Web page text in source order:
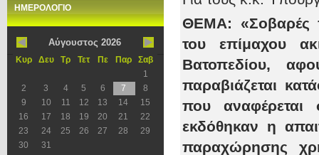
ΗΜΕΡΟΛΟΓΙΟ
Αύγουστος 2026
Κυρ Δευ Τρ Τετ Πε Παρ
Σαβ
1
2
3 4 5 6 7
8
9
10 11 12 13 14
15
16
17 18 19 20 21
22
23
24 25 26 27 28
29
30
31
ΘΕΜΑ: «Σοβαρές
του επίμαχου
Βατοπεδίου,
παραβιάζεται
που αναφέρεται
εκδόθηκαν η
παραχώρησης